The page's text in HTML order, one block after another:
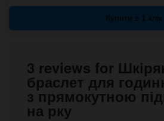
Купити в 1 клік
3 reviews for
браслет для
з прямокутною
на рку